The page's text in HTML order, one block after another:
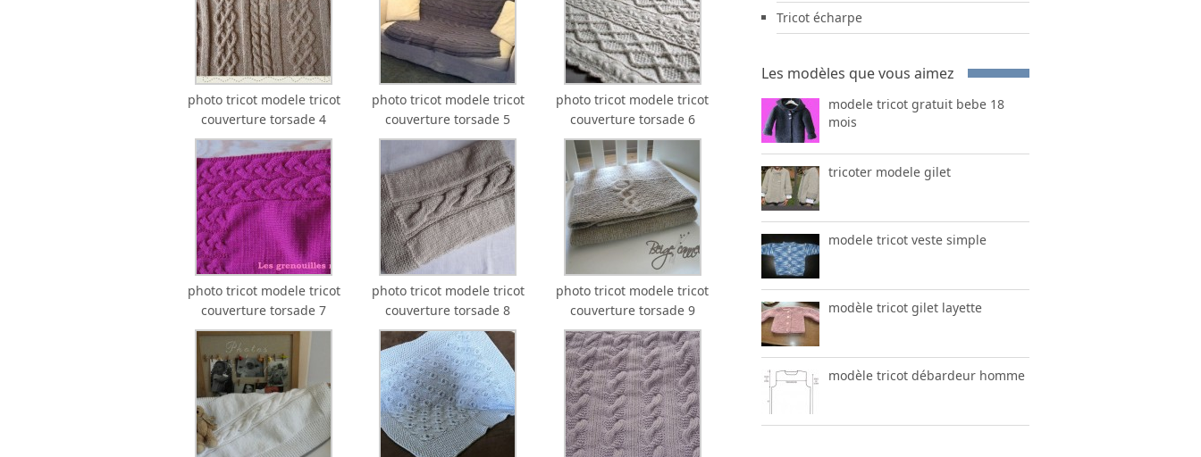
photo tricot modele tricot
couverture torsade 4
photo tricot modele tricot
couverture torsade 5
photo tricot modele tricot
couverture torsade 6
photo tricot modele tricot
couverture torsade 7
photo tricot modele tricot
couverture torsade 8
photo tricot modele tricot
couverture torsade 9
Tricot écharpe
Les modèles que vous aimez
modele tricot gratuit bebe 18
mois
tricoter modele gilet
modele tricot veste simple
modèle tricot gilet layette
modèle tricot débardeur homme